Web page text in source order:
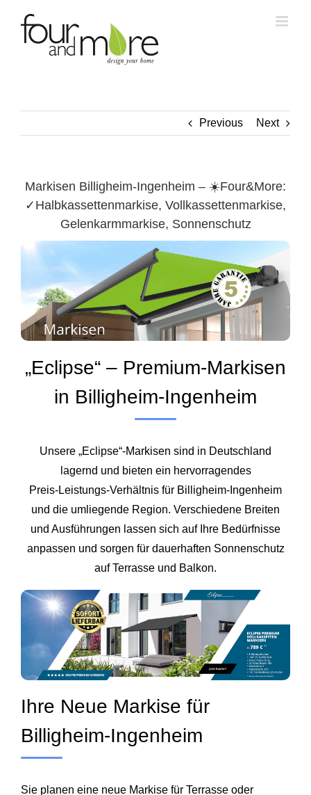
content
Previous Next
Markisen Billigheim-Ingenheim – ☀️Four&More:
✓Halbkassettenmarkise, Vollkassettenmarkise,
Gelenkarmmarkise, Sonnenschutz
„Eclipse“ – Premium‑Markisen
in Billigheim‑Ingenheim
Unsere „Eclipse“‑Markisen sind in Deutschland
lagernd und bieten ein hervorragendes
Preis‑Leistungs‑Verhältnis für Billigheim‑Ingenheim
und die umliegende Region. Verschiedene Breiten
und Ausführungen lassen sich auf Ihre Bedürfnisse
anpassen und sorgen für dauerhaften Sonnenschutz
auf Terrasse und Balkon.
Ihre Neue Markise für
Billigheim‑Ingenheim
Sie planen eine neue Markise für Terrasse oder